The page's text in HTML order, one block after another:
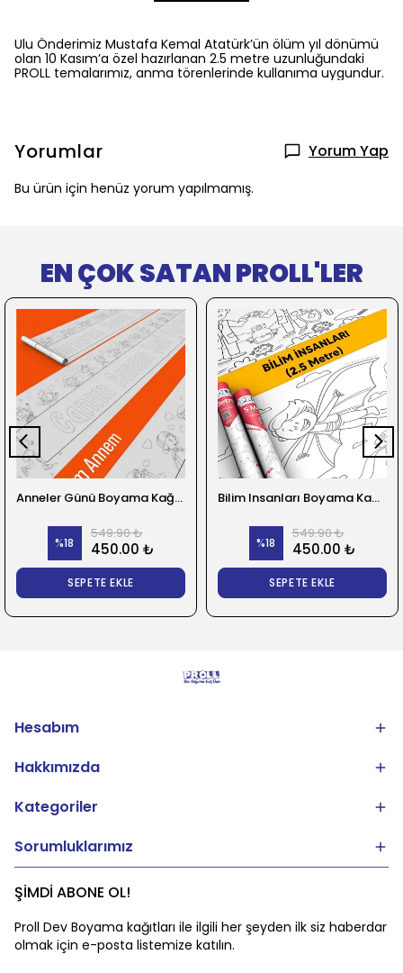
Ulu Önderimiz Mustafa Kemal Atatürk’ün ölüm yıl dönümü
olan 10 Kasım’a özel hazırlanan 2.5 metre uzunluğundaki
PROLL temalarımız, anma törenlerinde kullanıma uygundur.
Yorumlar Yorum Yap
Bu ürün için henüz yorum yapılmamış.
EN ÇOK SATAN PROLL'LER
Anneler Günü Boyama Kağıdı
%18
549.90 ₺
450.00 ₺
SEPETE EKLE
Bilim Insanları Boyama Kağıdı
%18
549.90 ₺
450.00 ₺
SEPETE EKLE
Hesabım
Hakkımızda
Kategoriler
Sorumluklarımız
ŞİMDİ ABONE OL!
Proll Dev Boyama kağıtları ile ilgili her şeyden ilk siz haberdar
olmak için e-posta listemize katılın.